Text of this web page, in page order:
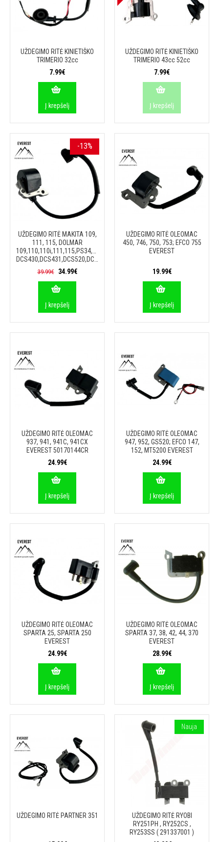
UŽDEGIMO RITĖ KINIETIŠKO
TRIMERIO 32cc
7.99€
Į krepšelį
UŽDEGIMO RITĖ KINIETIŠKO
TRIMERIO 43cc 52cc
7.99€
Į krepšelį
-13%
UŽDEGIMO RITĖ MAKITA 109,
111, 115, DOLMAR
109,110,110i,111,115,PS34,PS52,PS540,MAKITA
39.99€ 34.99€
Į krepšelį
UŽDEGIMO RITĖ OLEOMAC
450, 746, 750, 753; EFCO 755
EVEREST
19.99€
Į krepšelį
UŽDEGIMO RITĖ OLEOMAC
937, 941, 941C, 941CX
EVEREST 50170144CR
24.99€
Į krepšelį
UŽDEGIMO RITĖ OLEOMAC
947, 952, GS520; EFCO 147,
152, MT5200 EVEREST
24.99€
Į krepšelį
UŽDEGIMO RITĖ OLEOMAC
SPARTA 25, SPARTA 250
EVEREST
24.99€
Į krepšelį
UŽDEGIMO RITĖ OLEOMAC
SPARTA 37, 38, 42, 44, 370
EVEREST
28.99€
Į krepšelį
UŽDEGIMO RITĖ PARTNER 351
Nauja
UŽDEGIMO RITĖ RYOBI
RY251PH , RY252CS ,
RY253SS ( 291337001 )